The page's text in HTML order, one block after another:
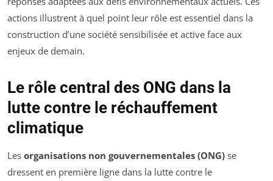
actions illustrent à quel point leur rôle est essentiel dans la
construction d’une société sensibilisée et active face aux
enjeux de demain.
Le rôle central des ONG dans la
lutte contre le réchauffement
climatique
Les organisations non gouvernementales (ONG) se
dressent en première ligne dans la lutte contre le